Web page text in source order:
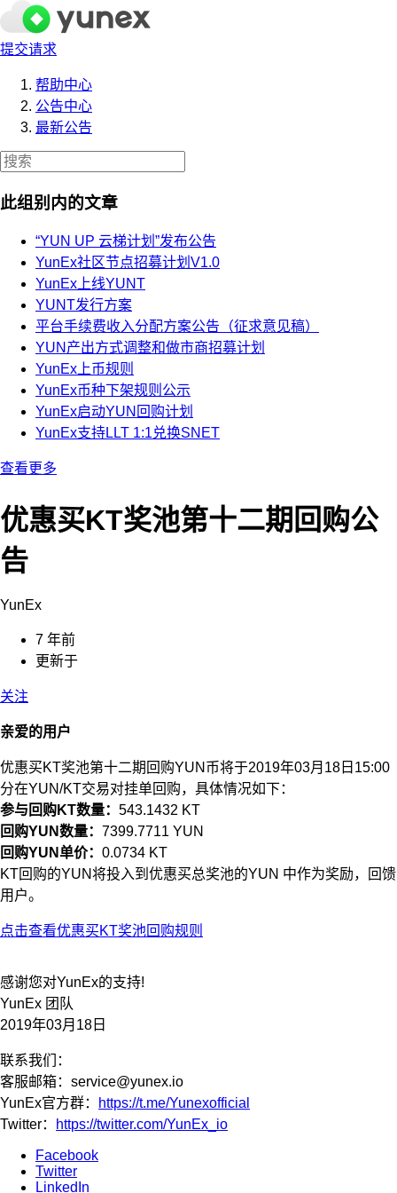
提交请求
帮助中心
公告中心
最新公告
此组别内的文章
“YUN UP 云梯计划”发布公告
YunEx社区节点招募计划V1.0
YunEx上线YUNT
YUNT发行方案
平台手续费收入分配方案公告（征求意见稿）
YUN产出方式调整和做市商招募计划
YunEx上币规则
YunEx币种下架规则公示
YunEx启动YUN回购计划
YunEx支持LLT 1:1兑换SNET
查看更多
优惠买KT奖池第十二期回购公
告
YunEx
7 年前
更新于
关注
亲爱的用户
优惠买KT奖池第十二期回购YUN币将于2019年03月18日15:00
分在YUN/KT交易对挂单回购，具体情况如下：
参与回购KT数量： 543.1432 KT
回购YUN数量： 7399.7711 YUN
回购YUN单价： 0.0734 KT
KT回购的YUN将投入到优惠买总奖池的YUN 中作为奖励，回馈
用户。
点击查看优惠买KT奖池回购规则
感谢您对YunEx的支持!
YunEx 团队
2019年03月18日
联系我们：
客服邮箱： service@yunex.io
YunEx官方群：
https://t.me/Yunexofficial
Twitter：
https://twitter.com/YunEx_io
Facebook
Twitter
LinkedIn